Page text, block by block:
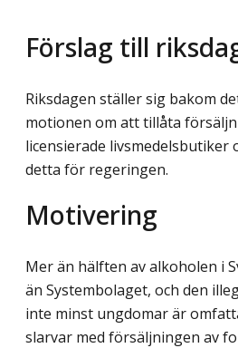
Förslag till
Riksdagen ställer sig bakom
motionen om att tillåta
licensierade livsmedelsbutiker
detta för regeringen.
Motivering
Mer än hälften av alkoholen i
än Systembolaget, och den
inte minst ungdomar är
slarvar med försälj­ningen av